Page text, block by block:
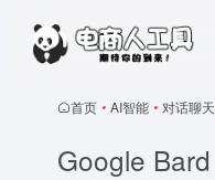
首页 • AI智能 • 对话聊天
Google Bard